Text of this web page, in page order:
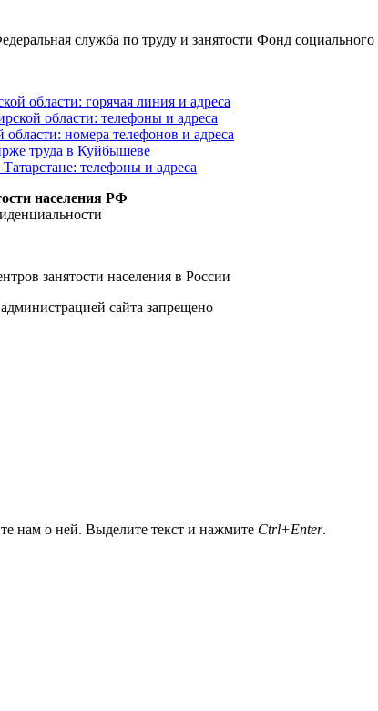
служба по труду и занятости Фонд социального
области: горячая линия и адреса
области: телефоны и адреса
номера телефонов и адреса
труда в Куйбышеве
телефоны и адреса
населения РФ
занятости населения в России
сайта запрещено
нам о ней. Выделите текст и нажмите Ctrl+Enter.